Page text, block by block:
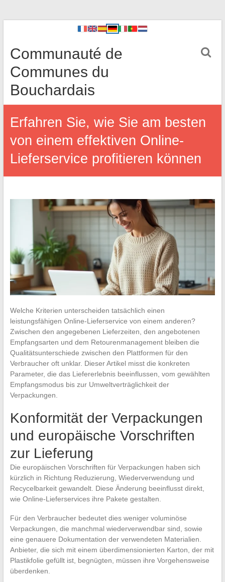
Communauté de
Communes du
Bouchardais
Erfahren Sie, wie Sie am besten
von einem effektiven Online-
Lieferservice profitieren können
Welche Kriterien unterscheiden tatsächlich einen
leistungsfähigen Online-Lieferservice von einem anderen?
Zwischen den angegebenen Lieferzeiten, den angebotenen
Empfangsarten und dem Retourenmanagement bleiben die
Qualitätsunterschiede zwischen den Plattformen für den
Verbraucher oft unklar. Dieser Artikel misst die konkreten
Parameter, die das Liefererlebnis beeinflussen, vom gewählten
Empfangsmodus bis zur Umweltverträglichkeit der
Verpackungen.
Konformität der Verpackungen
und europäische Vorschriften
zur Lieferung
Die europäischen Vorschriften für Verpackungen haben sich
kürzlich in Richtung Reduzierung, Wiederverwendung und
Recycelbarkeit gewandelt. Diese Änderung beeinflusst direkt,
wie Online-Lieferservices ihre Pakete gestalten.
Für den Verbraucher bedeutet dies weniger voluminöse
Verpackungen, die manchmal wiederverwendbar sind, sowie
eine genauere Dokumentation der verwendeten Materialien.
Anbieter, die sich mit einem überdimensionierten Karton, der mit
Plastikfolie gefüllt ist, begnügten, müssen ihre Vorgehensweise
überdenken.